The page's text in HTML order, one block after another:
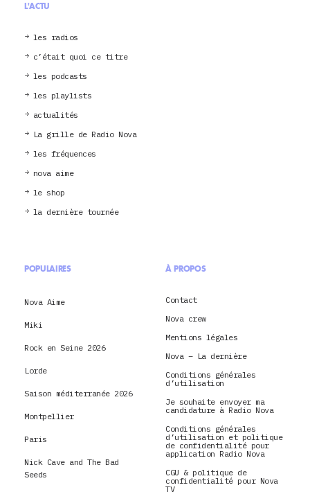
L'ACTU
les radios
c’était quoi ce titre
les podcasts
les playlists
actualités
La grille de Radio Nova
les fréquences
nova aime
le shop
la dernière tournée
POPULAIRES
Nova Aime
Miki
Rock en Seine 2026
Lorde
Saison méditerranée 2026
Montpellier
Paris
Nick Cave and The Bad
Seeds
À PROPOS
Contact
Nova crew
Mentions légales
Nova – La dernière
Conditions générales
d’utilisation
Je souhaite envoyer ma
candidature à Radio Nova
Conditions générales
d’utilisation et politique
de confidentialité pour
application Radio Nova
CGU & politique de
confidentialité pour Nova
TV